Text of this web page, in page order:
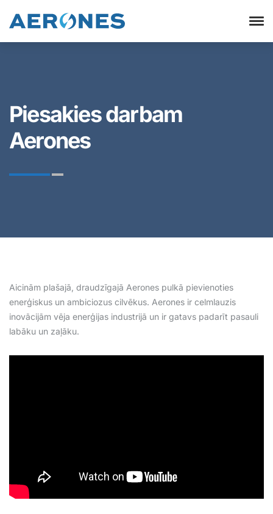
Piesakies darbam
Aerones
Aicinām plašajā, draudzīgajā Aerones pulkā pievienoties
enerģiskus un ambiciozus cilvēkus. Aerones ir celmlauzis
inovācijām vēja enerģijas industrijā un ir gatavs padarīt pasauli
labāku un zaļāku.